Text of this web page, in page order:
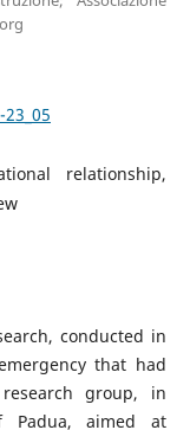
relationship,
conducted in
that had
group, in
Padua, aimed at